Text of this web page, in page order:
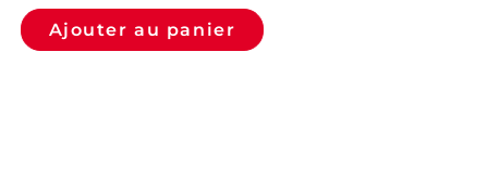
Ajouter au panier